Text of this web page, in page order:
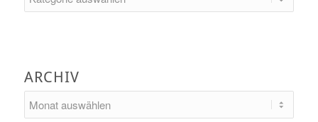
ARCHIV